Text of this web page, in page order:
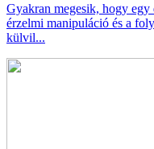
Gyakran megesik, hogy
érzelmi manipuláció és a
külvil...